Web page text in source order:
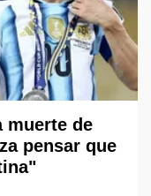
muerte de
pensar que